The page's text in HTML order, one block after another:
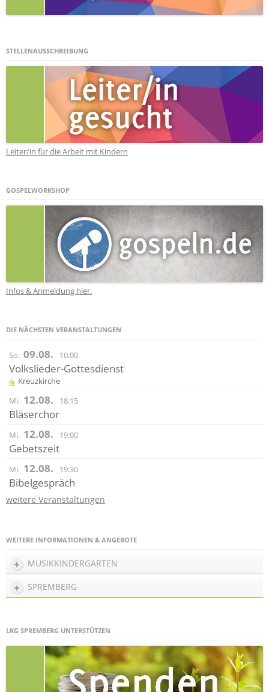
STELLENAUSSCHREIBUNG
Leiter/in für die Arbeit mit Kindern
GOSPELWORKSHOP
Infos & Anmeldung hier.
DIE NÄCHSTEN VERANSTALTUNGEN
So. 09.08. 10:00
Volkslieder-Gottesdienst
Kreuzkirche
Mi. 12.08. 18:15
Bläserchor
Mi. 12.08. 19:00
Gebetszeit
Mi. 12.08. 19:30
Bibelgespräch
weitere Veranstaltungen
WEITERE INFORMATIONEN & ANGEBOTE
MUSIKKINDERGARTEN
SPREMBERG
LKG SPREMBERG UNTERSTÜTZEN